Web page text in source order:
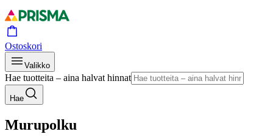
Ostoskori
Valikko
Hae tuotteita – aina halvat hinnat
Hae
Murupolku